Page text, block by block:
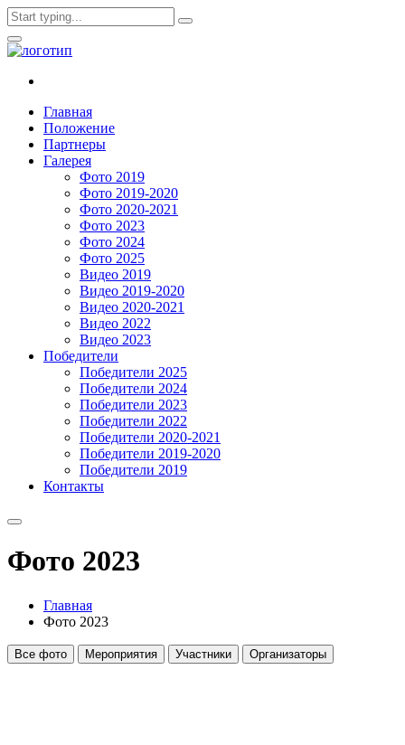
Главная
Положение
Партнеры
Галерея
Фото 2019
Фото 2019-2020
Фото 2020-2021
Фото 2023
Фото 2024
Фото 2025
Видео 2019
Видео 2019-2020
Видео 2020-2021
Видео 2022
Видео 2023
Победители
Победители 2025
Победители 2024
Победители 2023
Победители 2022
Победители 2020-2021
Победители 2019-2020
Победители 2019
Контакты
Фото 2023
Главная
Фото 2023
Все фото Мероприятия Участники Организаторы